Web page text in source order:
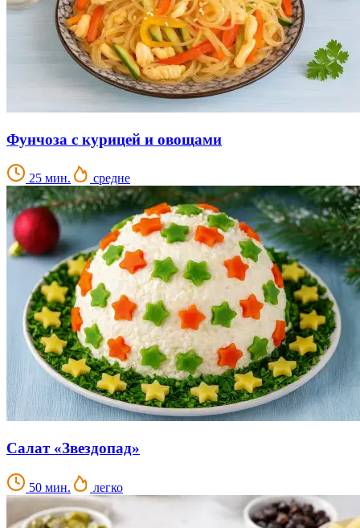
Фунчоза с курицей и овощами
25 мин. средне
Салат «Звездопад»
50 мин. легко